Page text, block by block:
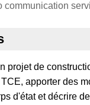
communication
projet de
apporter des
d'état et décrire